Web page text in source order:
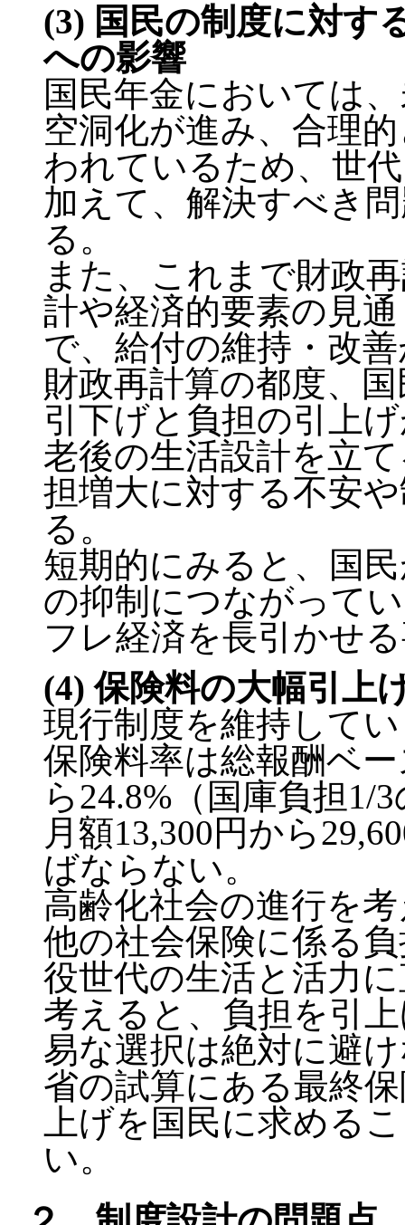
(3) 国民の制度に対す
への影響
国民年金においては
空洞化が進み、合理
われているため、世
加えて、解決すべき
る。
また、これまで財政
計や経済的要素の見
で、給付の維持・改
財政再計算の都度、
引下げと負担の引上
老後の生活設計を立
担増大に対する不安
る。
短期的にみると、国
の抑制につながって
フレ経済を長引かせ
(4) 保険料の大幅引上
現行制度を維持して
保険料率は総報酬ベ
ら24.8%（国庫負担1/
月額13,300円から
ばならない。
高齢化社会の進行を
他の社会保険に係る
役世代の生活と活力
考えると、負担を引
易な選択は絶対に避
省の試算にある最終
上げを国民に求める
い。